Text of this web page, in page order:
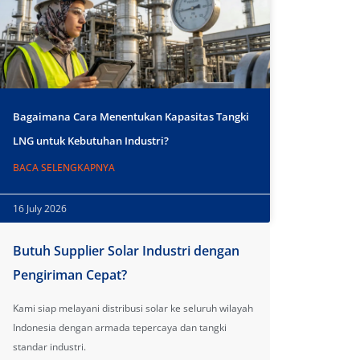
Bagaimana Cara Menentukan Kapasitas Tangki
LNG untuk Kebutuhan Industri?
BACA SELENGKAPNYA
16 July 2026
Butuh Supplier Solar Industri dengan
Pengiriman Cepat?
Kami siap melayani distribusi solar ke seluruh wilayah
Indonesia dengan armada tepercaya dan tangki
standar industri.